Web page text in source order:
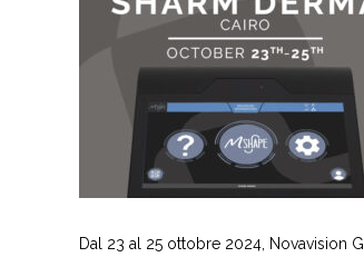
Dal 23 al 25 ottobre 2024, Novavision